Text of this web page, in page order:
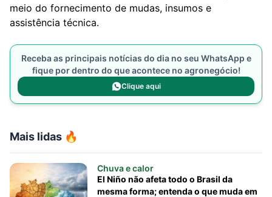
Mais lidas 🔥
Chuva e calor
El Niño não afeta todo o Brasil da
mesma forma; entenda o que muda em
meio do fornecimento de mudas, insumos e
assistência técnica.
Receba as principais notícias do dia no seu WhatsApp e
fique por dentro do que acontece no agronegócio!
Clique aqui